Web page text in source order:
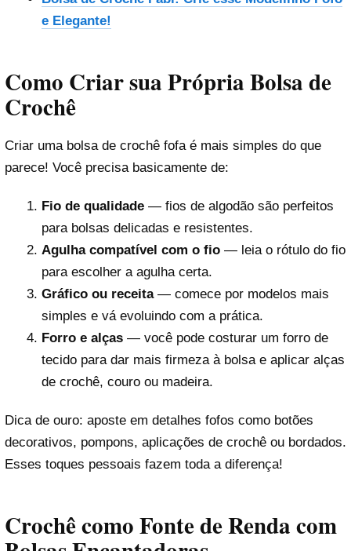
e Elegante!
Como Criar sua Própria Bolsa de
Crochê
Criar uma bolsa de crochê fofa é mais simples do que
parece! Você precisa basicamente de:
Fio de qualidade— fios de algodão são perfeitos
para bolsas delicadas e resistentes.
Agulha compatível com o fio— leia o rótulo do fio
para escolher a agulha certa.
Gráfico ou receita— comece por modelos mais
simples e vá evoluindo com a prática.
Forro e alças— você pode costurar um forro de
tecido para dar mais firmeza à bolsa e aplicar alças
de crochê, couro ou madeira.
Dica de ouro: aposte em detalhes fofos como botões
decorativos, pompons, aplicações de crochê ou bordados.
Esses toques pessoais fazem toda a diferença!
Crochê como Fonte de Renda com